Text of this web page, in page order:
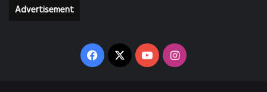
Advertisement
Facebook
X YouTubeInstagram